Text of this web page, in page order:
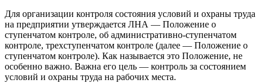
Для организации контроля состояния условий и охраны труда
на предприятии утверждается ЛНА — Положение о
ступенчатом контроле, об административно-ступенчатом
контроле, трехступенчатом контроле (далее — Положение о
ступенчатом контроле). Как называется это Положение, не
особенно важно. Важна его цель — контроль за состоянием
условий и охраны труда на рабочих места.